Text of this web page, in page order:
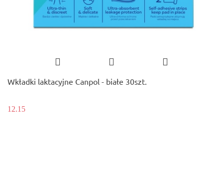
Wkładki laktacyjne Canpol - białe 30szt.
12.15